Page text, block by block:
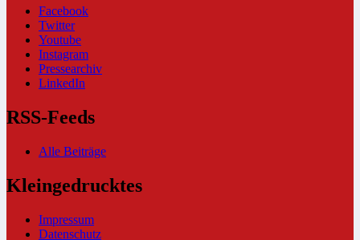
Facebook
Twitter
Youtube
Instagram
Pressearchiv
LinkedIn
RSS-Feeds
Alle Beiträge
Kleingedrucktes
Impressum
Datenschutz